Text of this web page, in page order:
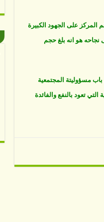
المركز على الجهود الكبيرة
نجاحه هو انه بلغ حجم
مسؤوليتة المجتمعية
تعود بالنفع والفائدة